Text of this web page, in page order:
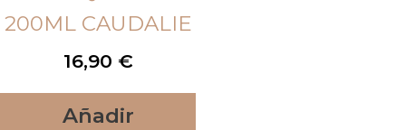
200ML CAUDALIE
16,90 €
Añadir